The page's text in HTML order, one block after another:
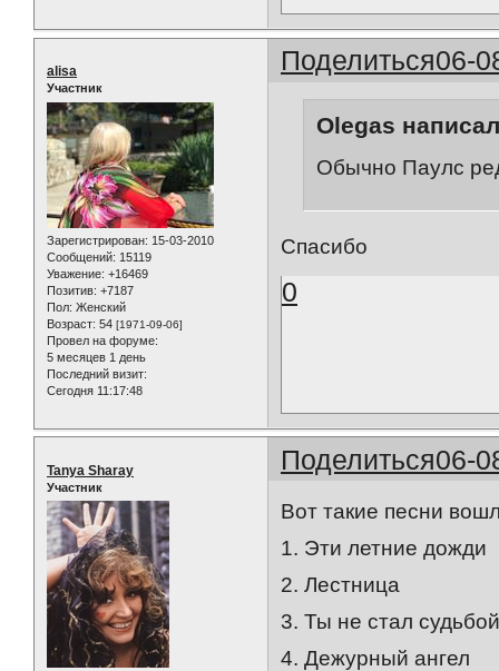
Поделиться06-
alisa
Участник
Зарегистрирован: 15-03-2010
Сообщений: 15119
Уважение: +16469
Позитив: +7187
Пол: Женский
Возраст: 54 [1971-09-06]
Провел на форуме:
5 месяцев 1 день
Последний визит:
Сегодня 11:17:48
Olegas
Обычно Паулс
Спасибо
0
Поделиться06-
Tanya Sharay
Участник
Вот такие песни
1. Эти летние дожди
2. Лестница
3. Ты не стал
4. Дежурный ангел